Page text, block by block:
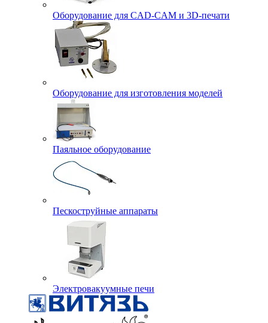
Оборудование для CAD-CAM и 3D-печати
Оборудование для изготовления моделей
Паяльное оборудование
Пескоструйные аппараты
Электровакуумные печи